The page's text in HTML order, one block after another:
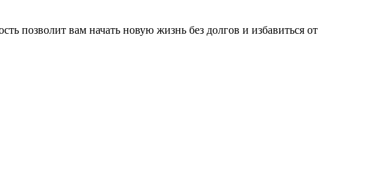
позволит вам начать новую жизнь без долгов и избавиться от
чтобы они тоже смогли освободиться от финансовых обязательств и начать